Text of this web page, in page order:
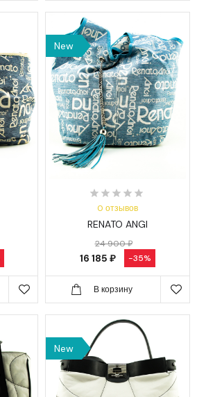
New
0 отзывов
RENATO ANGI
24 900 ₽
16 185 ₽ -35%
В корзину
New